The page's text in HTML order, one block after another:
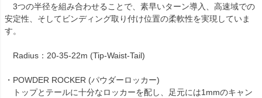
3つの半径を組み合わせることで、素早いターン導入、高速域での
安定性、そしてビンディング取り付け位置の柔軟性を実現していま
す。
Radius：20-35-22m (Tip-Waist-Tail)
・POWDER ROCKER (パウダーロッカー)
トップとテールに十分なロッカーを配し、足元には1mmのキャン